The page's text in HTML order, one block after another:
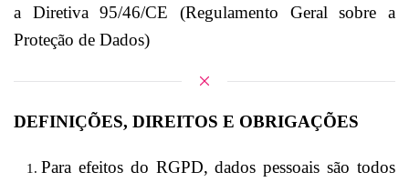
a Diretiva 95/46/CE (Regulamento Geral sobre a
Proteção de Dados)
DEFINIÇÕES, DIREITOS E OBRIGAÇÕES
Para efeitos do RGPD, dados pessoais são todos